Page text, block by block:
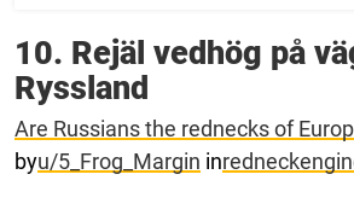
10. Rejäl vedhög på
Ryssland
Are Russians the rednecks of
byu/5_Frog_Margin in